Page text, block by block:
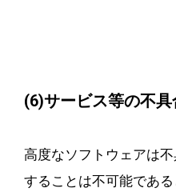
(6)サービス等の不具
高度なソフトウェアは
することは不可能であ